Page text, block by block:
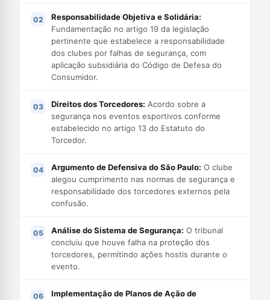
Responsabilidade Objetiva e Solidária:
Fundamentação no artigo 19 da legislação
pertinente que estabelece a responsabilidade
dos clubes por falhas de segurança, com
aplicação subsidiária do Código de Defesa do
Consumidor.
Direitos dos Torcedores: Acordo sobre a
segurança nos eventos esportivos conforme
estabelecido no artigo 13 do Estatuto do
Torcedor.
Argumento de Defensiva do São Paulo: O clube
alegou cumprimento nas normas de segurança e
responsabilidade dos torcedores externos pela
confusão.
Análise do Sistema de Segurança: O tribunal
concluiu que houve falha na proteção dos
torcedores, permitindo ações hostis durante o
evento.
Implementação de Planos de Ação de